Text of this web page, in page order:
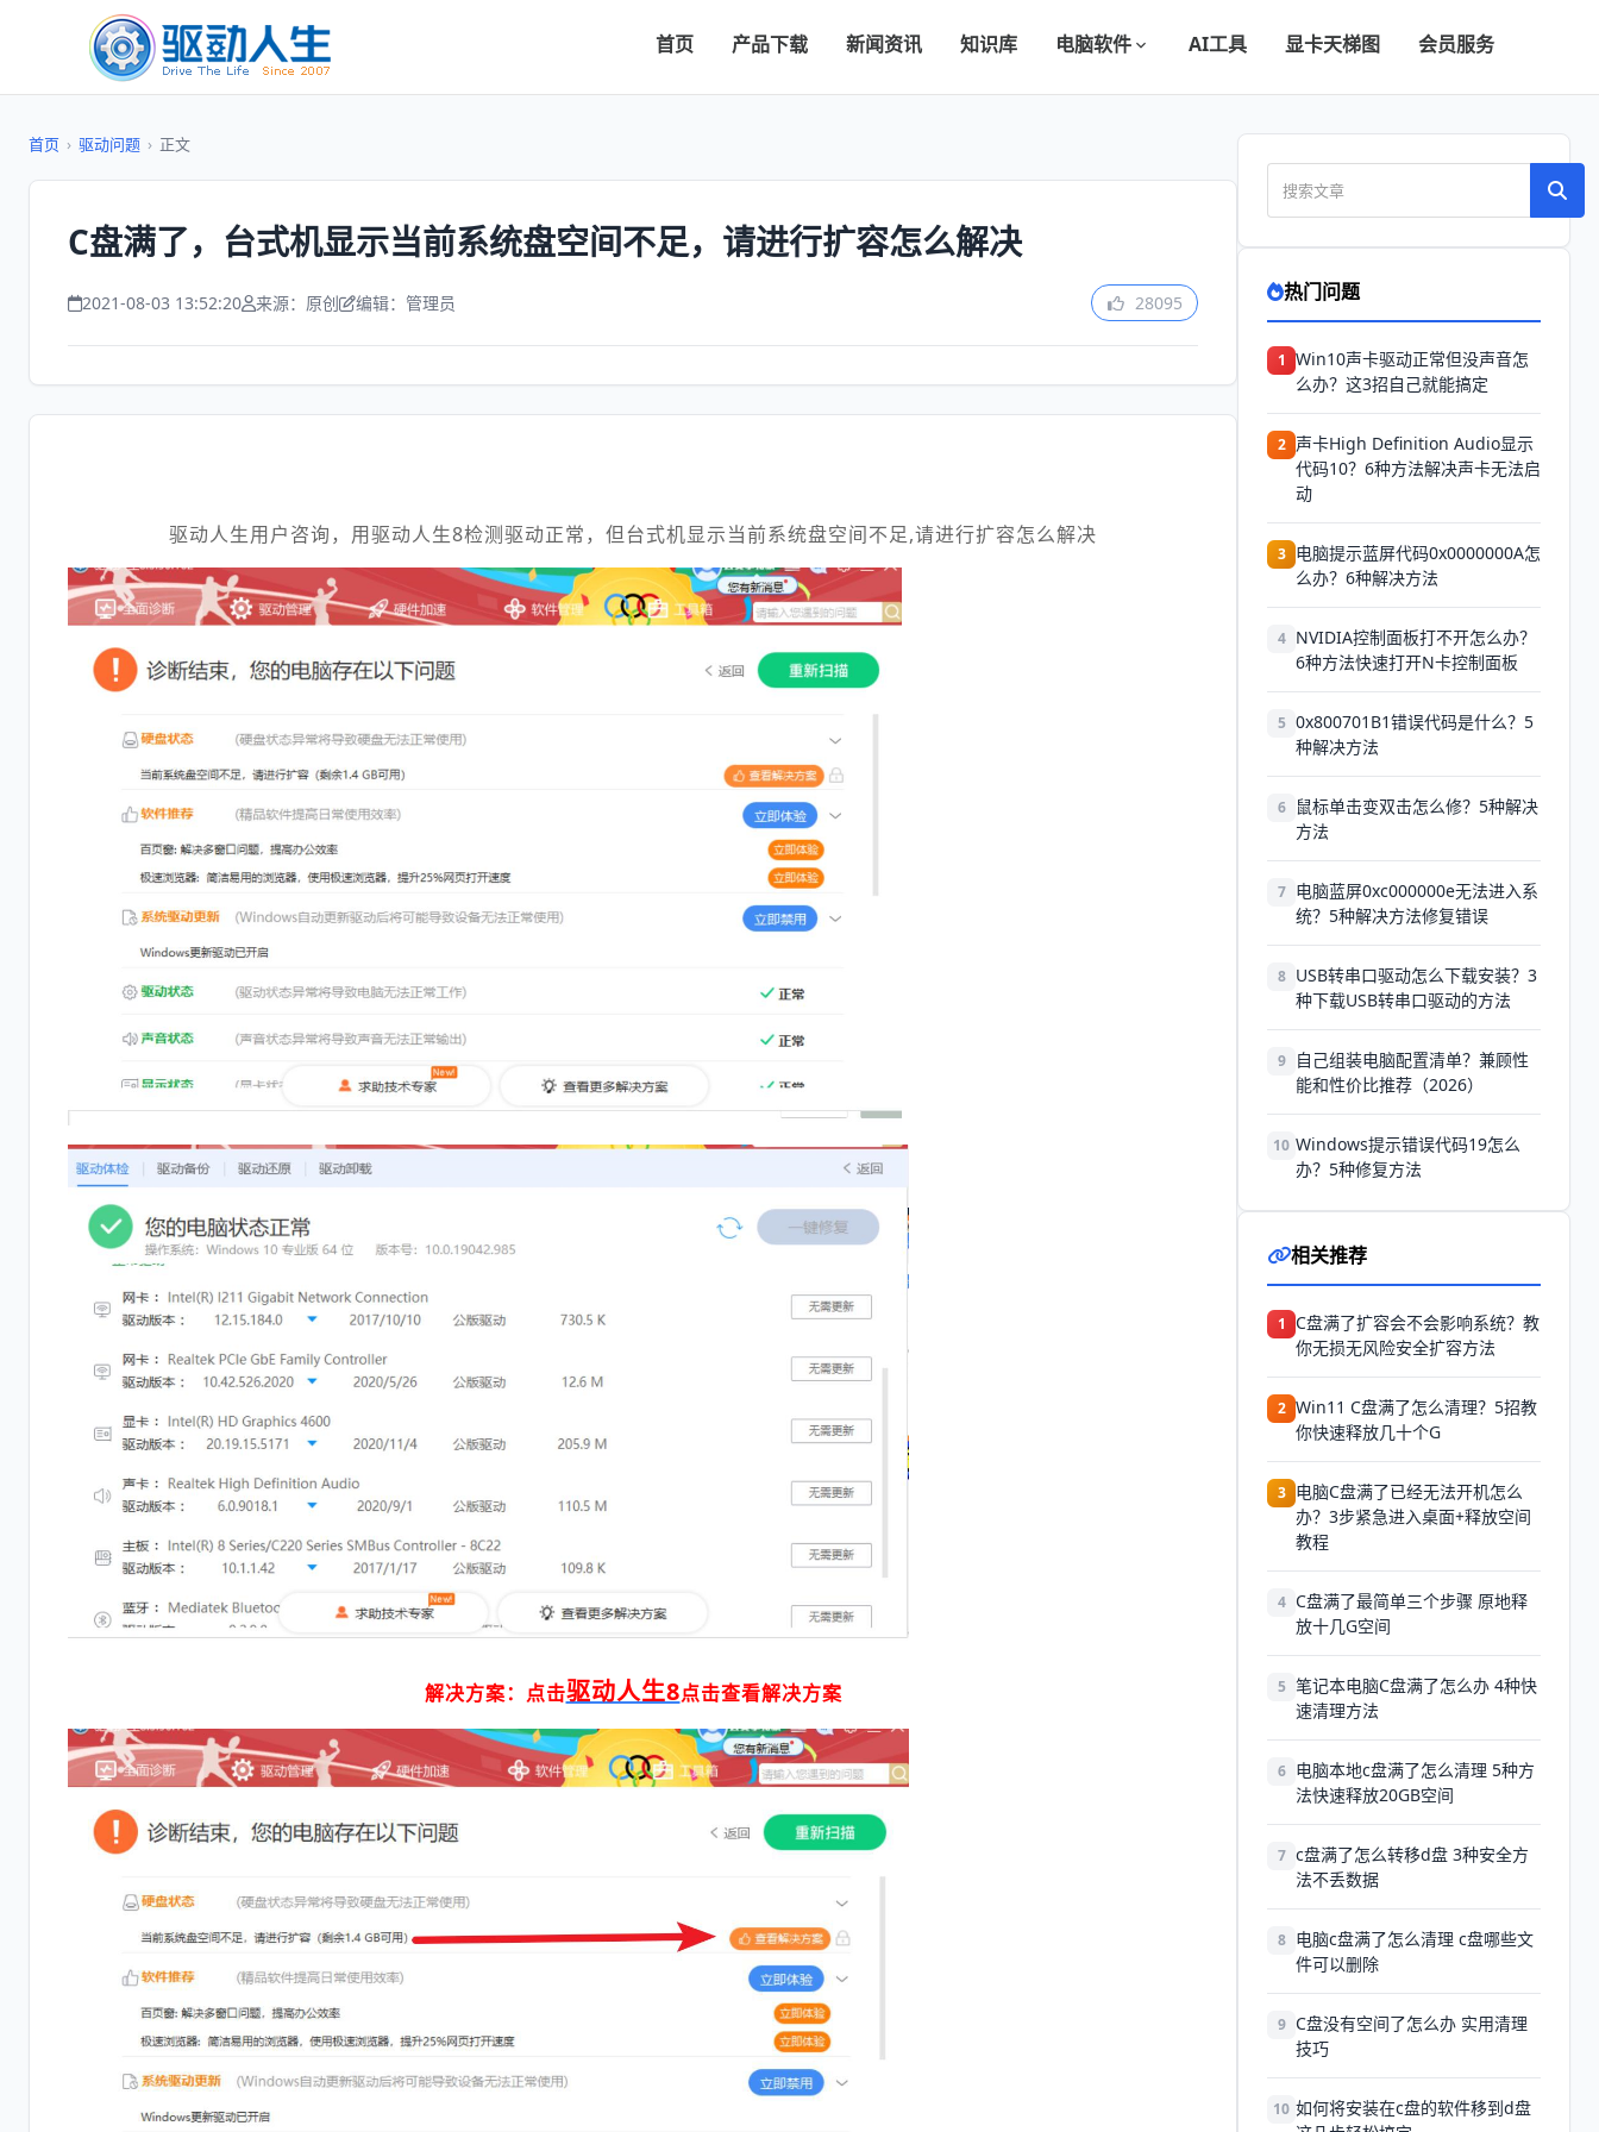
首页 产品下载 新闻资讯 知识库 电脑软件 AI工具 显卡天梯图 会员服务
首页 › 驱动问题 › 正文
C盘满了，台式机显示当前系统盘空间不足，请进行扩容怎么解决
2021-08-03 13:52:20 来源：原创 编辑：管理员 28095
驱动人生用户咨询，用驱动人生8检测驱动正常，但台式机显示当前系统盘空间不足,请进行扩容怎么解决
解决方案：点击驱动人生8点击查看解决方案
热门问题
1 Win10声卡驱动正常但没声音怎
么办？这3招自己就能搞定
2 声卡High Definition Audio显示
代码10？6种方法解决声卡无法启
动
3 电脑提示蓝屏代码0x0000000A怎
么办？6种解决方法
4 NVIDIA控制面板打不开怎么办？
6种方法快速打开N卡控制面板
5 0x800701B1错误代码是什么？5
种解决方法
6
鼠标单击变双击怎么修？5种解决
方法
7 电脑蓝屏0xc000000e无法进入系
统？5种解决方法修复错误
8 USB转串口驱动怎么下载安装？3
种下载USB转串口驱动的方法
9
自己组装电脑配置清单？兼顾性
能和性价比推荐（2026）
10 Windows提示错误代码19怎么
办？5种修复方法
相关推荐
1
C盘满了扩容会不会影响系统？教
你无损无风险安全扩容方法
2 Win11 C盘满了怎么清理？5招教
你快速释放几十个G
3 电脑C盘满了已经无法开机怎么
办？3步紧急进入桌面+释放空间
教程
4 C盘满了最简单三个步骤 原地释
放十几G空间
5 笔记本电脑C盘满了怎么办 4种快
速清理方法
6 电脑本地c盘满了怎么清理 5种方
法快速释放20GB空间
7 c盘满了怎么转移d盘 3种安全方
法不丢数据
8 电脑c盘满了怎么清理 c盘哪些文
件可以删除
9 C盘没有空间了怎么办 实用清理
技巧
10 如何将安装在c盘的软件移到d盘